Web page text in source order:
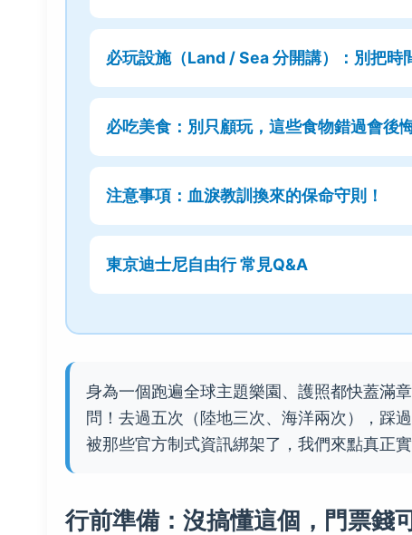
必玩設施（Land / Sea 分開講）：別把時
必吃美食：別只顧玩，這些食物錯過會後
注意事項：血淚教訓換來的保命守則！
東京迪士尼自由行 常見Q&A
身為一個跑遍全球主題樂園、護照都快蓋滿
問！去過五次（陸地三次、海洋兩次），踩
被那些官方制式資訊綁架了，我們來點真正實
行前準備：沒搞懂這個，門票錢